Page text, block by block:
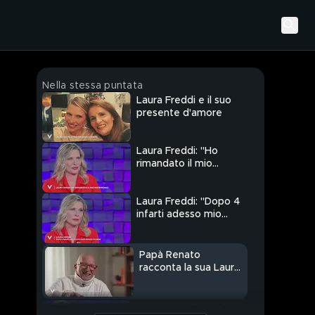
Nella stessa puntata
Laura Freddi e il suo
presente d'amore
Laura Freddi: "Ho
rimandato il mio
Laura Freddi: "Dopo 4
infarti adesso mio
Papà Renato
racconta la sua Laura